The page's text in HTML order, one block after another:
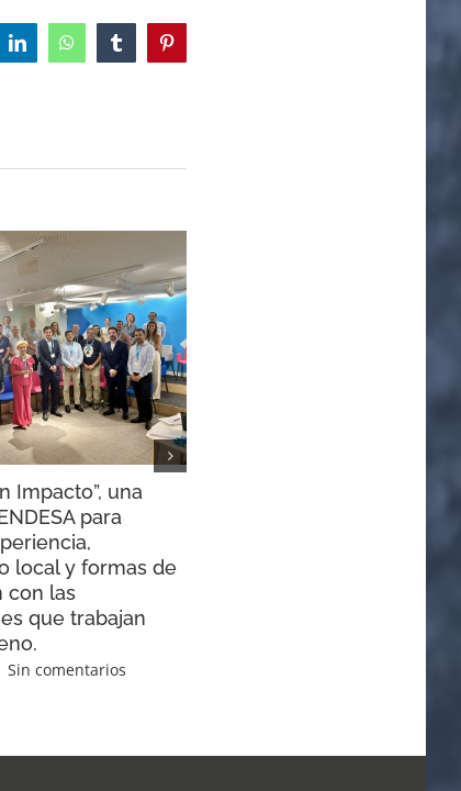
LinkedInWhatsAppTumblrPinterest
Impacto”, una
para
local y formas de
con las
que trabajan
Sin comentarios